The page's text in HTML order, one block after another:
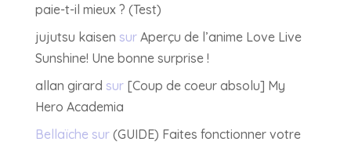
paie-t-il mieux ? (Test)
jujutsu kaisen sur Aperçu de l’anime Love Live
Sunshine! Une bonne surprise !
allan girard sur [Coup de coeur absolu] My
Hero Academia
Bellaïche sur (GUIDE) Faites fonctionner votre